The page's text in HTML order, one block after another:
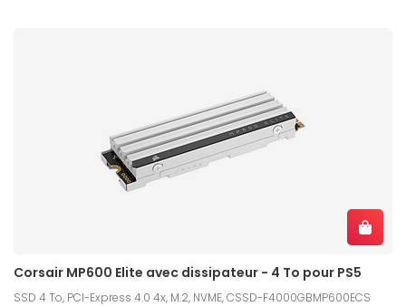
Corsair MP600 Elite avec dissipateur - 4 To pour PS5
SSD 4 To, PCI-Express 4.0 4x, M.2, NVME, CSSD-F4000GBMP600ECS